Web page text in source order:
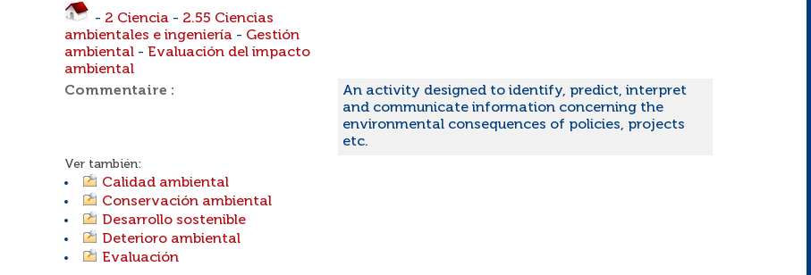
- 2 Ciencia - 2.55 Ciencias
ambientales e ingeniería - Gestión
ambiental - Evaluación del impacto
ambiental
Commentaire :
An activity designed to identify, predict, interpret
and communicate information concerning the
environmental consequences of policies, projects
etc.
Ver también:
Calidad ambiental
Conservación ambiental
Desarrollo sostenible
Deterioro ambiental
Evaluación